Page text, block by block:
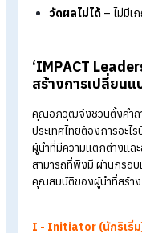
ต้องสำคัญกว่าความ
องค์กร
สร้าง
Impact ให้ธุ
Group ได้ตั้งคำถาม